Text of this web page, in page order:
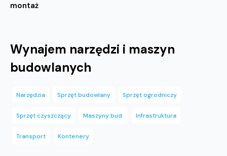
montaż
Wynajem narzędzi i maszyn
budowlanych
Narzędzia Sprzęt budowlany Sprzęt ogrodniczy
Sprzęt czyszczący Maszyny bud. Infrastruktura
Transport Kontenery